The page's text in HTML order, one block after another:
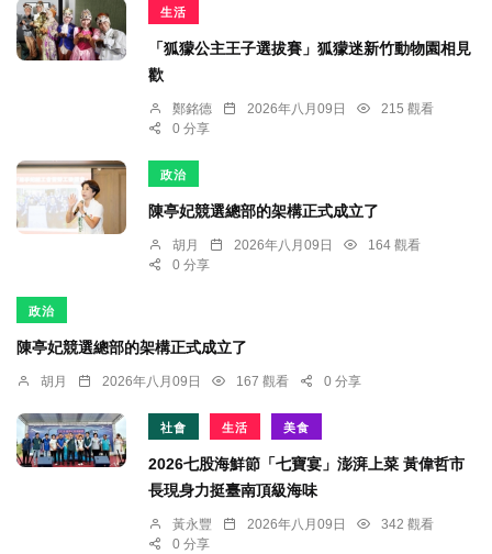
生活
「狐獴公主王子選拔賽」狐獴迷新竹動物園相見
歡
鄭銘德 2026年八月09日
215 觀看
0 分享
政治
陳亭妃競選總部的架構正式成立了
胡月 2026年八月09日
164 觀看
0 分享
政治
陳亭妃競選總部的架構正式成立了
胡月 2026年八月09日 167 觀看 0 分享
社會 生活 美食
2026七股海鮮節「七寶宴」澎湃上菜 黃偉哲市
長現身力挺臺南頂級海味
黃永豐 2026年八月09日
342 觀看
0 分享